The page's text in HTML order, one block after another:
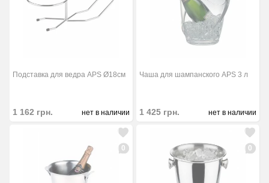
Подставка для ведра APS Ø18см
1 162 грн. нет в наличии
Чаша для шампанского APS 3 л
1 425 грн. нет в наличии
0 0